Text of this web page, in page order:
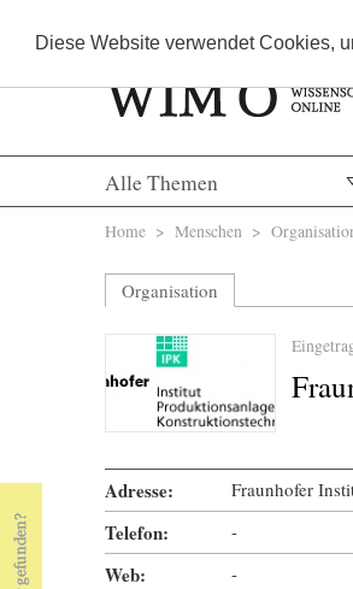
Diese Website verwendet Cookies,
Alle Themen
Sie sind hier
Home > Menschen >
Organisation
Adresse: Fraunhofer
Telefon: -
Web: -